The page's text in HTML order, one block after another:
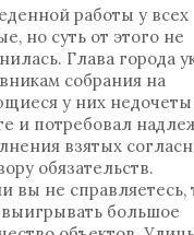
работы у всех
но суть от этого не
Глава города
собрания на
у них недочеты
и потребовал
взятых
обязательств.
вы не справляетесь,
большое